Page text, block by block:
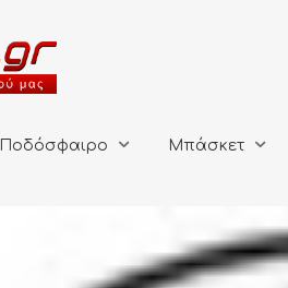
Ποδόσφαιρο Μπάσκετ